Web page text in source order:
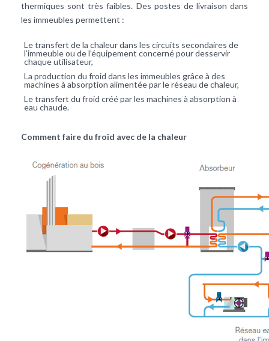
thermiques sont très faibles. Des postes de livraison dans
les immeubles permettent :
Le transfert de la chaleur dans les circuits secondaires de
l’immeuble ou de l’équipement concerné pour desservir
chaque utilisateur,
La production du froid dans les immeubles grâce à des
machines à absorption alimentée par le réseau de chaleur,
Le transfert du froid créé par les machines à absorption à
eau chaude.
Comment faire du froid avec de la chaleur